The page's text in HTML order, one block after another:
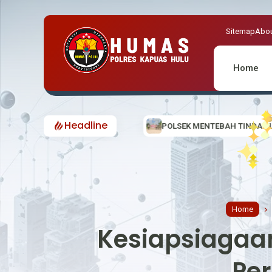
Sitemap
Home
Headline
POLSEK MENTEBAH TINDAK LANJUTI
Home